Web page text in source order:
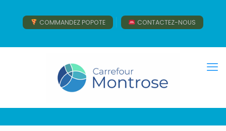
COMMANDEZ POPOTE CONTACTEZ-NOUS